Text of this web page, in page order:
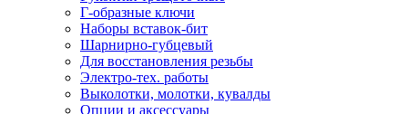
Г-образные ключи
Наборы вставок-бит
Шарнирно-губцевый
Для восстановления резьбы
Электро-тех. работы
Выколотки, молотки, кувалды
Опции и аксессуары